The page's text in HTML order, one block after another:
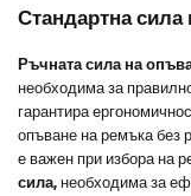
Стандартна сила
Ръчната сила на
необходима за
гарантира
опъване на ремъка без
е важен при избора на
сила, необходима за